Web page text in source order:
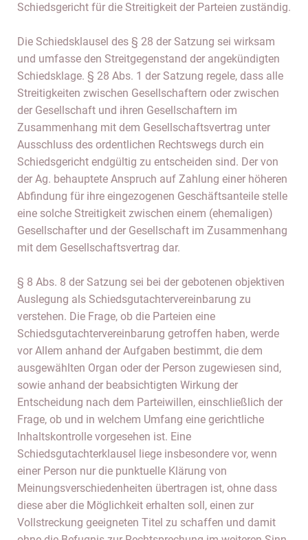
Schiedsgericht für die Streitigkeit der Parteien zuständig.
Die Schiedsklausel des § 28 der Satzung sei wirksam
und umfasse den Streitgegenstand der angekündigten
Schiedsklage. § 28 Abs. 1 der Satzung regele, dass alle
Streitigkeiten zwischen Gesellschaftern oder zwischen
der Gesellschaft und ihren Gesellschaftern im
Zusammenhang mit dem Gesellschaftsvertrag unter
Ausschluss des ordentlichen Rechtswegs durch ein
Schiedsgericht endgültig zu entscheiden sind. Der von
der Ag. behauptete Anspruch auf Zahlung einer höheren
Abfindung für ihre eingezogenen Geschäftsanteile stelle
eine solche Streitigkeit zwischen einem (ehemaligen)
Gesellschafter und der Gesellschaft im Zusammenhang
mit dem Gesellschaftsvertrag dar.
§ 8 Abs. 8 der Satzung sei bei der gebotenen objektiven
Auslegung als Schiedsgutachtervereinbarung zu
verstehen. Die Frage, ob die Parteien eine
Schiedsgutachtervereinbarung getroffen haben, werde
vor Allem anhand der Aufgaben bestimmt, die dem
ausgewählten Organ oder der Person zugewiesen sind,
sowie anhand der beabsichtigten Wirkung der
Entscheidung nach dem Parteiwillen, einschließlich der
Frage, ob und in welchem Umfang eine gerichtliche
Inhaltskontrolle vorgesehen ist. Eine
Schiedsgutachterklausel liege insbesondere vor, wenn
einer Person nur die punktuelle Klärung von
Meinungsverschiedenheiten übertragen ist, ohne dass
diese aber die Möglichkeit erhalten soll, einen zur
Vollstreckung geeigneten Titel zu schaffen und damit